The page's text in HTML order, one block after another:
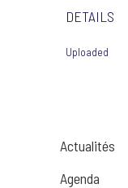
DETAILS
Uploaded
Actualités
Agenda